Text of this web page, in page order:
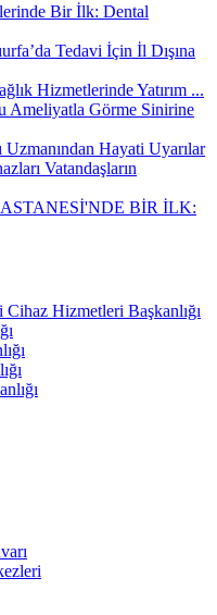
Bir İlk: Dental
Tedavi İçin İl Dışına
Hizmetlerinde Yatırım ...
Ameliyatla Görme Sinirine
Uzmanından Hayati Uyarılar
Vatandaşların
BİR İLK:
Hizmetleri Başkanlığı